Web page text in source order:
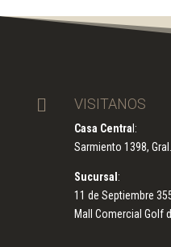
 VISITANOS
Casa Centra l:
Sarmiento 1398,
Sucursal :
11 de Septiembre
Mall Comercial Golf